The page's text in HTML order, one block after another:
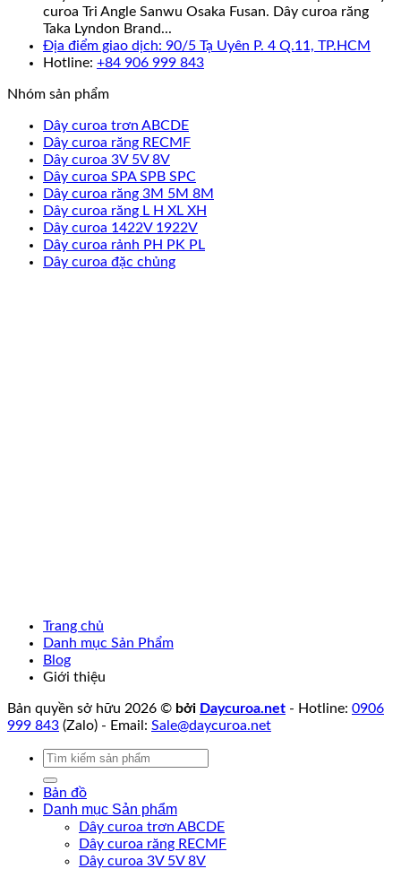
curoa Tri Angle Sanwu Osaka Fusan. Dây curoa răng
Taka Lyndon Brand...
Địa điểm giao dịch: 90/5 Tạ Uyên P. 4 Q.11, TP.HCM
Hotline: +84 906 999 843
Nhóm sản phẩm
Dây curoa trơn ABCDE
Dây curoa răng RECMF
Dây curoa 3V 5V 8V
Dây curoa SPA SPB SPC
Dây curoa răng 3M 5M 8M
Dây curoa răng L H XL XH
Dây curoa 1422V 1922V
Dây curoa rảnh PH PK PL
Dây curoa đặc chủng
Trang chủ
Danh mục Sản Phẩm
Blog
Giới thiệu
Bản quyền sở hữu 2026 © bởi Daycuroa.net - Hotline: 0906
999 843 (Zalo) - Email: Sale@daycuroa.net
Tìm
Bản đồ
Danh mục Sản phẩm
Dây curoa trơn ABCDE
Dây curoa răng RECMF
Dây curoa 3V 5V 8V